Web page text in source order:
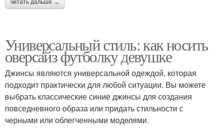
читать дальше →
Универсальный стиль: как носить
оверсайз футболку девушке
Джинсы являются универсальной одеждой, которая
подходит практически для любой ситуации. Вы можете
выбрать классические синие джинсы для создания
повседневного образа или придать стильности с
черными или облегченными моделями.